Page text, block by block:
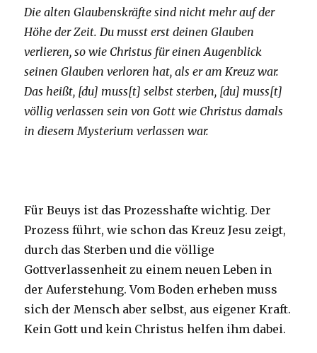
Die alten Glaubenskräfte sind nicht mehr auf der
Höhe der Zeit. Du musst erst deinen Glauben
verlieren, so wie Christus für einen Augenblick
seinen Glauben verloren hat, als er am Kreuz war.
Das heißt, [du] muss[t] selbst sterben, [du] muss[t]
völlig verlassen sein von Gott wie Christus damals
in diesem Mysterium verlassen war.
Für Beuys ist das Prozesshafte wichtig. Der
Prozess führt, wie schon das Kreuz Jesu zeigt,
durch das Sterben und die völlige
Gottverlassenheit zu einem neuen Leben in
der Auferstehung. Vom Boden erheben muss
sich der Mensch aber selbst, aus eigener Kraft.
Kein Gott und kein Christus helfen ihm dabei.